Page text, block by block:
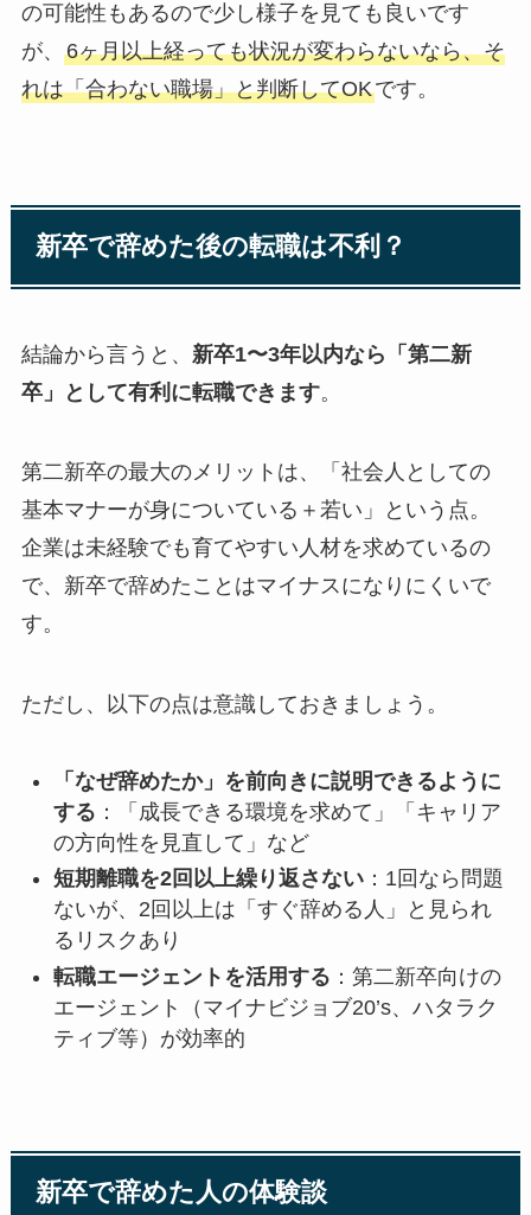
の可能性もあるので少し様子を見ても良いです
が、 6ヶ月以上経っても状況が変わらないなら、そ
れは「合わない職場」と判断してOKです。
新卒で辞めた後の転職は不利？
結論から言うと、 新卒1〜3年以内なら「第二新
卒」として有利に転職できます。
第二新卒の最大のメリットは、「社会人としての
基本マナーが身についている＋若い」という点。
企業は未経験でも育てやすい人材を求めているの
で、新卒で辞めたことはマイナスになりにくいで
す。
ただし、以下の点は意識しておきましょう。
「なぜ辞めたか」を前向きに説明できるように
する ：「成長できる環境を求めて」「キャリア
の方向性を見直して」など
短期離職を2回以上繰り返さない：1回なら問題
ないが、2回以上は「すぐ辞める人」と見られ
るリスクあり
転職エージェントを活用する ：第二新卒向けの
エージェント（マイナビジョブ20’s、ハタラク
ティブ等）が効率的
新卒で辞めた人の体験談